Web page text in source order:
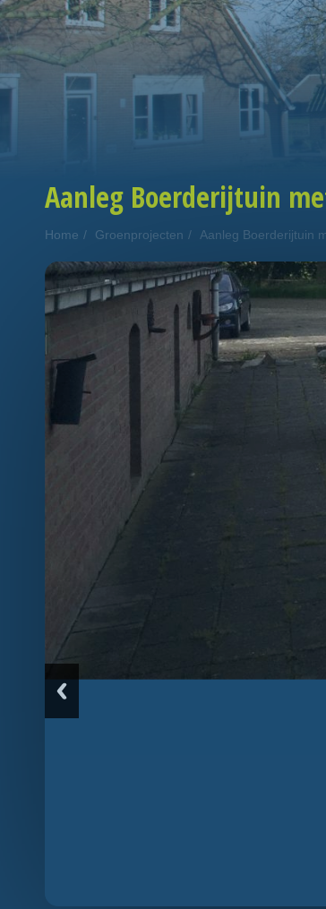
Aanleg Boerderijtuin
Home Groenprojecten Aanleg Boerderijtuin